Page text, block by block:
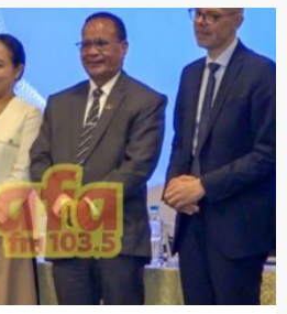
keyboard_arrow_down